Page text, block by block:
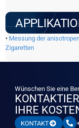
• Messung der
Zigaretten
Wünschen Sie eine
IHRE
KONTAKT